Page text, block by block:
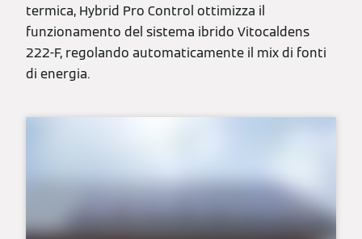
termica, Hybrid Pro Control ottimizza il
funzionamento del sistema ibrido Vitocaldens
222-F, regolando automaticamente il mix di fonti
di energia.